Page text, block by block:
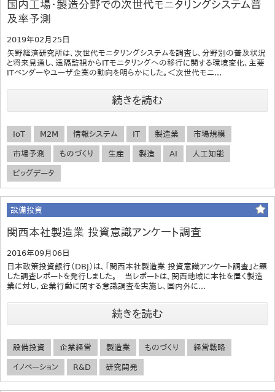
国内工場・製造分野での次世代モニタリングシステム普
及率予測
2019年02月25日
矢野経済研究所は、次世代モニタリングシステムを調査し、分野別の普及状況
と将来見通し、遠隔監視からITモニタリングへの移行に関する環境変化、主要
ITベンダーやユーザ企業の動向を明らかにした。＜次世代モニ...
続きを読む
IoT M2M 情報システム IT 製造業 市場規模
市場予測 ものづくり 生産 製造 AI 人工知能
ビッグデータ
設備投資
関西本社製造業 投資意識アンケート調査
2016年09月06日
日本政策投資銀行（DBJ）は、「関西本社製造業 投資意識アンケート調査」と題
した調査レポートを発行しました。 当レポートは、関西地域に本社を置く製造
業に対し、企業行動に関する意識調査を実施し、国内外に...
続きを読む
設備投資 企業経営 製造業 ものづくり 経営戦略
イノベーション R&D 研究開発